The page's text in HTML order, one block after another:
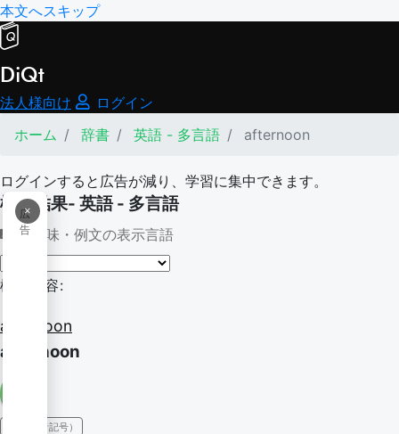
本文へスキップ
DiQt
法人様向け
ログイン
ホーム
辞書 英語 - 多言語 afternoon
ログインすると広告が減り、学習に集中できます。
×
広
告
検索結果- 英語 - 多言語
意味・例文の表示言語
検索内容:
afternoon
afternoon
IPA（発音記号）